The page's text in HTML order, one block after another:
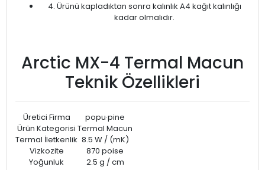
4. Ürünü kapladıktan sonra kalınlık A4 kağıt kalınlığı
kadar olmalıdır.
Arctic MX-4 Termal Macun
Teknik Özellikleri
Üretici Firma
popu·pine
Ürün Kategorisi Termal Macun
Termal İletkenlik 8.5 W / (mK)
Vizkozite
870 poise
Yoğunluk
2.5 g / cm